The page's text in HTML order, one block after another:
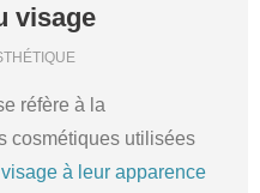
visage
réfère à la
cosmétiques utilisées
à leur apparence